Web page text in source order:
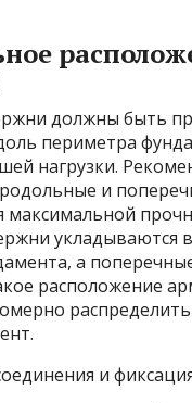
должны быть
периметра
нагрузки.
и
максимальной
укладываются
а
расположение
распределить
и